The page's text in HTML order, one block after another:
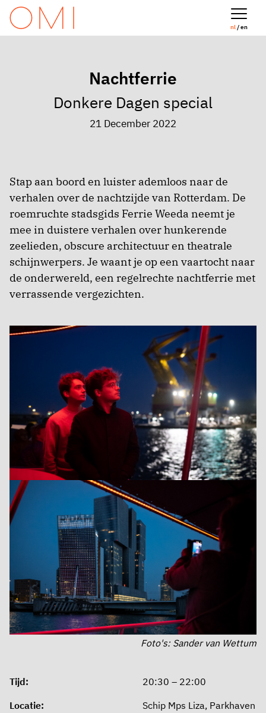
nl/ en
Nachtferrie
Donkere Dagen special
21 December 2022
Stap aan boord en luister ademloos naar de
verhalen over de nachtzijde van Rotterdam. De
roemruchte stadsgids Ferrie Weeda neemt je
mee in duistere verhalen over hunkerende
zeelieden, obscure architectuur en theatrale
schijnwerpers. Je waant je op een vaartocht naar
de onderwereld, een regelrechte nachtferrie met
verrassende vergezichten.
Foto's: Sander van Wettum
Tijd:
20:30 – 22:00
Locatie:
Schip Mps Liza, Parkhaven